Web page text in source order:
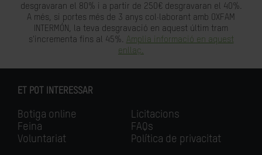
desgravaran el 80% i a partir de 250€ desgravaran el 40%.
A més, si portes més de 3 anys col·laborant amb OXFAM
INTERMÓN, la teva desgravació en aquest últim tram
s'incrementa fins al 45%. Amplia informació en aquest
enllaç.
ET POT INTERESSAR
Botiga online
Feina
Voluntariat
Licitacions
FAQs
Política de privacitat